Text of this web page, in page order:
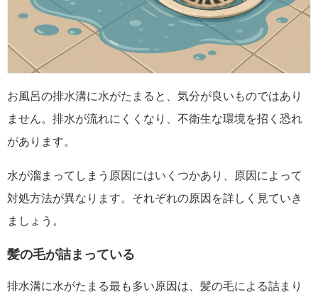
お風呂の排水溝に水がたまると、気分が良いものではあり
ません。排水が流れにくくなり、不衛生な環境を招く恐れ
があります。
水が溜まってしまう原因にはいくつかあり、原因によって
対処方法が異なります。それぞれの原因を詳しく見ていき
ましょう。
髪の毛が詰まっている
排水溝に水がたまる最も多い原因は、髪の毛による詰まり